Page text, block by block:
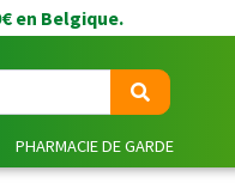
en Belgique.
PHARMACIE DE GARDE